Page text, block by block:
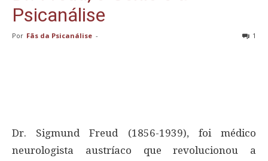
Psicanálise
Por Fãs da Psicanálise - 1
Dr. Sigmund Freud (1856-1939), foi médico
neurologista austríaco que revolucionou a